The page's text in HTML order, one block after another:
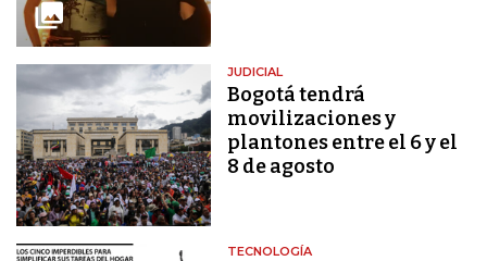
JUDICIAL
Bogotá tendrá
movilizaciones y
plantones entre el 6 y el
8 de agosto
TECNOLOGÍA